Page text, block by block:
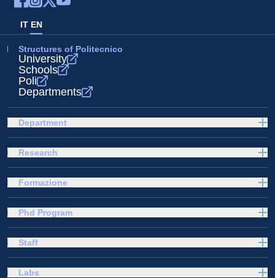
IT EN
Structures of Politecnico
University
Schools
Poli
Departments
Department
Research
Formazione
Phd Program
Staff
Labs